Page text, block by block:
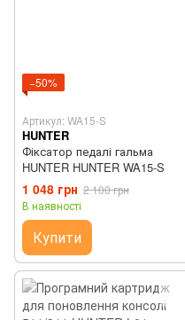
−50%
Артикул: WA15-S
HUNTER
Фіксатор педалі гальма
HUNTER HUNTER WA15-S
1 048 грн 2 100 грн
В наявності
Купити